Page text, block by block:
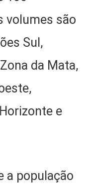
volumes são
Sul,
da Mata,
e
a população